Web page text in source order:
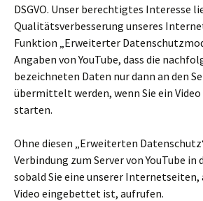
DSGVO. Unser berechtigtes Interesse
Qualitätsverbesserung unseres
Funktion „Erweiterter
Angaben von YouTube, dass die
bezeichneten Daten nur dann an den
übermittelt werden, wenn Sie ein
starten.
Ohne diesen „Erweiterten
Verbindung zum Server von YouTube
sobald Sie eine unserer Internetseiten,
Video eingebettet ist, aufrufen.